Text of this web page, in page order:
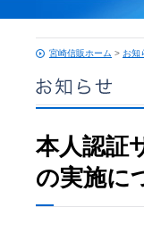
宮崎信販ホーム > お知
本人認証
の実施に